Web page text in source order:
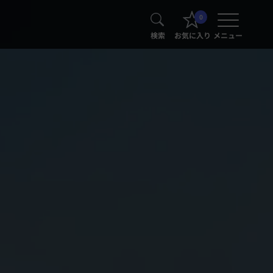
検索
0
お気に入り メニュー